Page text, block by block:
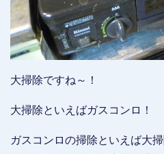
大掃除ですね～！
大掃除といえばガスコンロ！
ガスコンロの掃除といえば大